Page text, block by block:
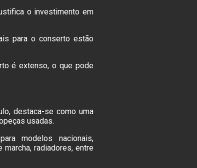
o investimento em
para o conserto estão
é extenso, o que pode
destaca-se como uma
usadas.
modelos nacionais,
radiadores, entre